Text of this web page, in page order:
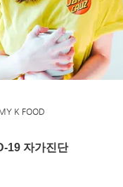
K FOOD
19 자가진단